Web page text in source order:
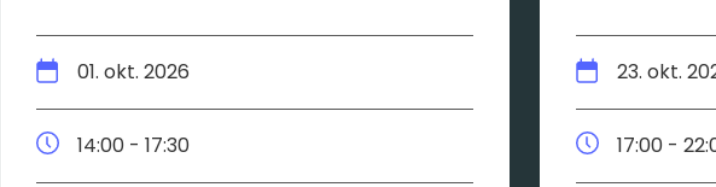
01. okt. 2026
14:00 - 17:30
23. okt.
17:00 -